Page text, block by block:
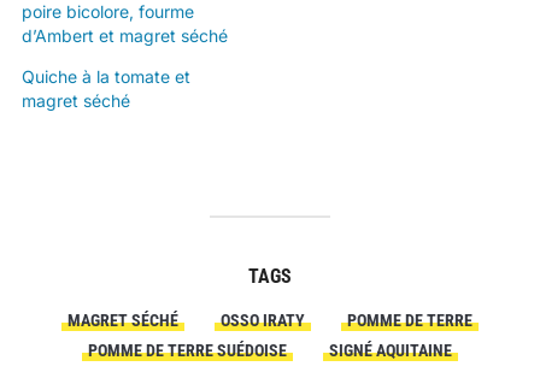
poire bicolore, fourme
d’Ambert et magret séché
Quiche à la tomate et
magret séché
TAGS
MAGRET SÉCHÉ OSSO IRATY
POMME DE TERRE
POMME DE TERRE SUÉDOISE
SIGNÉ AQUITAINE